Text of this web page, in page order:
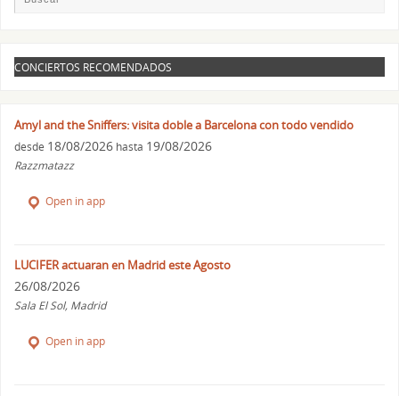
CONCIERTOS RECOMENDADOS
Amyl and the Sniffers: visita doble a Barcelona con todo vendido
desde 18/08/2026 hasta 19/08/2026
Razzmatazz
Open in app
LUCIFER actuaran en Madrid este Agosto
26/08/2026
Sala El Sol, Madrid
Open in app